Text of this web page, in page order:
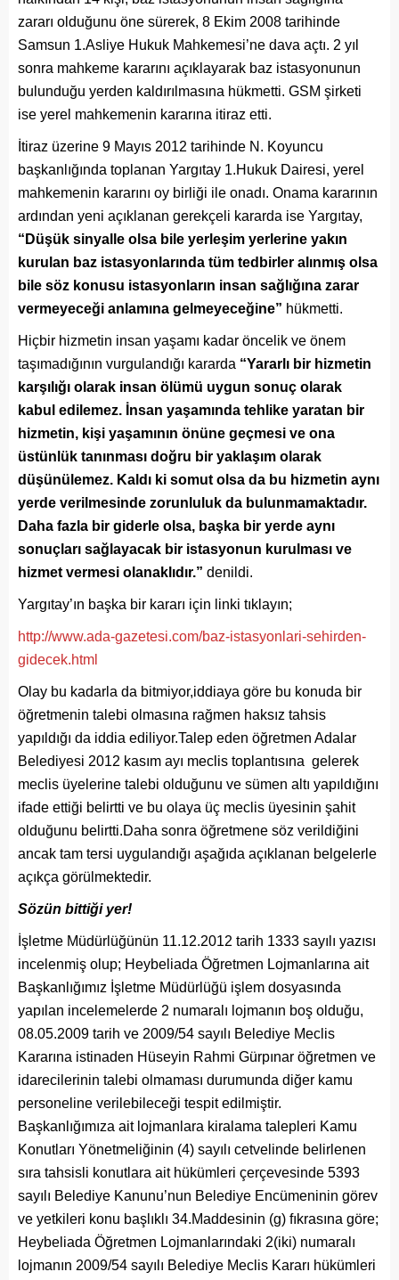
zararı olduğunu öne sürerek, 8 Ekim 2008 tarihinde
Samsun 1.Asliye Hukuk Mahkemesi’ne dava açtı. 2 yıl
sonra mahkeme kararını açıklayarak baz istasyonunun
bulunduğu yerden kaldırılmasına hükmetti. GSM şirketi
ise yerel mahkemenin kararına itiraz etti.
İtiraz üzerine 9 Mayıs 2012 tarihinde N. Koyuncu
başkanlığında toplanan Yargıtay 1.Hukuk Dairesi, yerel
mahkemenin kararını oy birliği ile onadı. Onama kararının
ardından yeni açıklanan gerekçeli kararda ise Yargıtay,
“Düşük sinyalle olsa bile yerleşim yerlerine yakın
kurulan baz istasyonlarında tüm tedbirler alınmış olsa
bile söz konusu istasyonların insan sağlığına zarar
vermeyeceği anlamına gelmeyeceğine” hükmetti.
Hiçbir hizmetin insan yaşamı kadar öncelik ve önem
taşımadığının vurgulandığı kararda “Yararlı bir hizmetin
karşılığı olarak insan ölümü uygun sonuç olarak
kabul edilemez. İnsan yaşamında tehlike yaratan bir
hizmetin, kişi yaşamının önüne geçmesi ve ona
üstünlük tanınması doğru bir yaklaşım olarak
düşünülemez. Kaldı ki somut olsa da bu hizmetin aynı
yerde verilmesinde zorunluluk da bulunmamaktadır.
Daha fazla bir giderle olsa, başka bir yerde aynı
sonuçları sağlayacak bir istasyonun kurulması ve
hizmet vermesi olanaklıdır.” denildi.
Yargıtay’ın başka bir kararı için linki tıklayın;
http://www.ada-gazetesi.com/baz-istasyonlari-sehirden-
gidecek.html
Olay bu kadarla da bitmiyor,iddiaya göre bu konuda bir
öğretmenin talebi olmasına rağmen haksız tahsis
yapıldığı da iddia ediliyor.Talep eden öğretmen Adalar
Belediyesi 2012 kasım ayı meclis toplantısına gelerek
meclis üyelerine talebi olduğunu ve sümen altı yapıldığını
ifade ettiği belirtti ve bu olaya üç meclis üyesinin şahit
olduğunu belirtti.Daha sonra öğretmene söz verildiğini
ancak tam tersi uygulandığı aşağıda açıklanan belgelerle
açıkça görülmektedir.
Sözün bittiği yer!
İşletme Müdürlüğünün 11.12.2012 tarih 1333 sayılı yazısı
incelenmiş olup; Heybeliada Öğretmen Lojmanlarına ait
Başkanlığımız İşletme Müdürlüğü işlem dosyasında
yapılan incelemelerde 2 numaralı lojmanın boş olduğu,
08.05.2009 tarih ve 2009/54 sayılı Belediye Meclis
Kararına istinaden Hüseyin Rahmi Gürpınar öğretmen ve
idarecilerinin talebi olmaması durumunda diğer kamu
personeline verilebileceği tespit edilmiştir.
Başkanlığımıza ait lojmanlara kiralama talepleri Kamu
Konutları Yönetmeliğinin (4) sayılı cetvelinde belirlenen
sıra tahsisli konutlara ait hükümleri çerçevesinde 5393
sayılı Belediye Kanunu’nun Belediye Encümeninin görev
ve yetkileri konu başlıklı 34.Maddesinin (g) fıkrasına göre;
Heybeliada Öğretmen Lojmanlarındaki 2(iki) numaralı
lojmanın 2009/54 sayılı Belediye Meclis Kararı hükümleri